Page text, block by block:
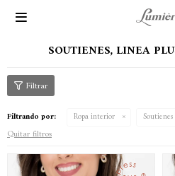

SOUTIENES, LINEA
Filtrando por: Ropa interior Soutienes
Quitar filtros